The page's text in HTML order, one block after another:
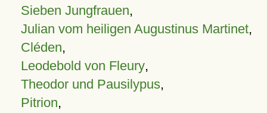
Sieben Jungfrauen,
Julian vom heiligen Augustinus Martinet,
Cléden,
Leodebold von Fleury,
Theodor und Pausilypus,
Pitrion,